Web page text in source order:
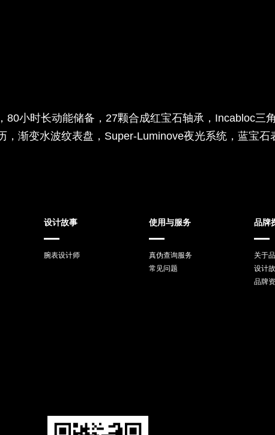
80小时长动能储备，27颗合成红宝石轴承，Incabloc三
渐变水波纹表盘，Super-Luminove夜光系统，蓝宝石
设计故事
腕表设计师
使用与服务
真伪查询服务
常见问题
品牌
关于
设计
品牌